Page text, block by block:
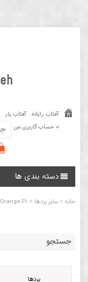
آفتاب رایانه آفتاب یار
حساب کاربری من
دسته بندی ها
خانه » سایر بردها »
Orange Pi
جستجو
بردها